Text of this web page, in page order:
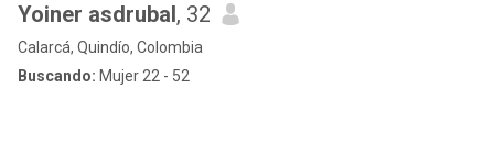
Yoiner asdrubal, 32
Calarcá, Quindío, Colombia
Buscando: Mujer 22 - 52